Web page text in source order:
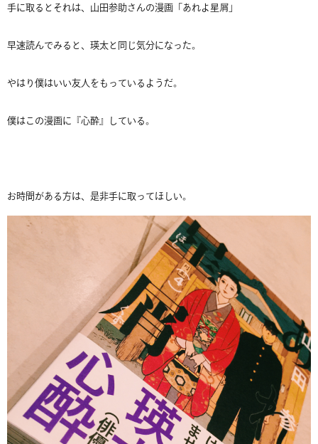
手に取るとそれは、山田参助さんの漫画「あれよ星屑」
早速読んでみると、瑛太と同じ気分になった。
やはり僕はいい友人をもっているようだ。
僕はこの漫画に『心酔』している。
お時間がある方は、是非手に取ってほしい。